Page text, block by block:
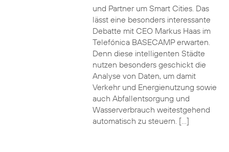
und Partner um Smart Cities. Das
lässt eine besonders interessante
Debatte mit CEO Markus Haas im
Telefónica BASECAMP erwarten.
Denn diese intelligenten Städte
nutzen besonders geschickt die
Analyse von Daten, um damit
Verkehr und Energienutzung sowie
auch Abfallentsorgung und
Wasserverbrauch weitestgehend
automatisch zu steuern. […]